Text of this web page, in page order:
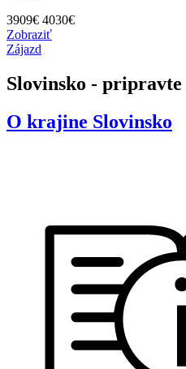
3909€ 4030€
Zobraziť
Zájazd
Slovinsko - pripravte
O krajine Slovinsko